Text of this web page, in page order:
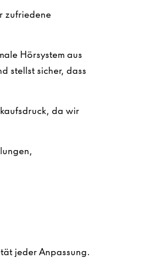
zufriedene
Hörsystem aus
stellst sicher, dass
da wir
jeder Anpassung.